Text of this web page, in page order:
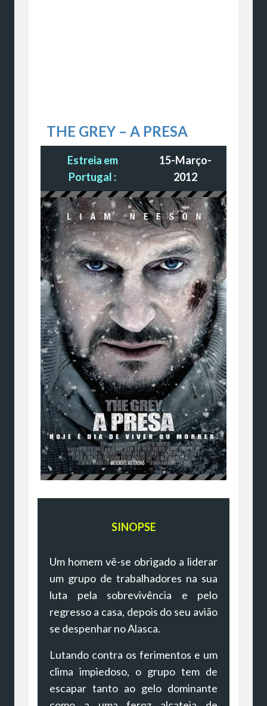
THE GREY – A PRESA
Estreia em
Portugal :
15-Março-
2012
SINOPSE
Um homem vê-se obrigado a liderar
um grupo de trabalhadores na sua
luta pela sobrevivência e pelo
regresso a casa, depois do seu avião
se despenhar no Alasca.
Lutando contra os ferimentos e um
clima impiedoso, o grupo tem de
escapar tanto ao gelo dominante